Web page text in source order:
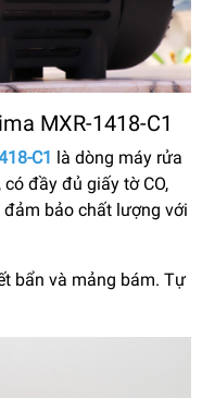
MXR-1418-C1
C1
là dòng máy rửa
đầy đủ giấy tờ CO,
đảm bảo chất lượng với
bẩn và mảng bám. Tự